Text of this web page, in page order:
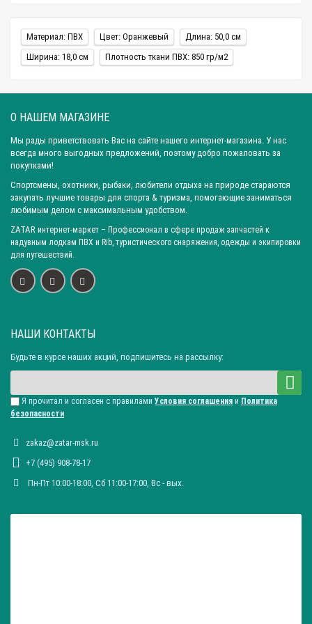
Материал: ПВХ Цвет: Оранжевый
Длина: 50,0 см
Ширина: 18,0 см
Плотность ткани ПВХ: 850 гр/м2
О НАШЕМ МАГАЗИНЕ
Мы рады приветствовать Вас на сайте нашего интернет-магазина. У нас
всегда много выгодных предложений, поэтому добро пожаловать за
покупками!
Спортсмены, охотники, рыбаки, любители отдыха на природе стараются
закупать лучшие товары для спорта & туризма, помогающие заниматься
любимым делом с максимальным удобством.
ZATAR интернет-маркет – Профессионал в сфере продаж запчастей к
надувным лодкам ПВХ и Rib, туристического снаряжения, одежды и экипировки
для путешествий.
НАШИ КОНТАКТЫ
Будьте в курсе наших акций, подпишитесь на рассылку:
Я прочитал и согласен с правилами Условия соглашения и Политика
безопасности
zakaz@zatar-msk.ru
+7 (495) 908-78-17
Пн-Пт 10:00-18:00, Сб 11:00-17:00, Вc - вых.